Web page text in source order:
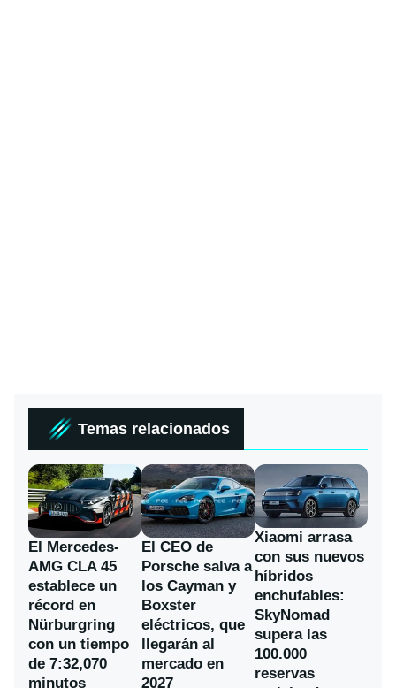
Temas relacionados
El Mercedes-
AMG CLA 45
establece un
récord en
Nürburgring
con un tiempo
de 7:32,070
minutos
El CEO de
Porsche salva a
los Cayman y
Boxster
eléctricos, que
llegarán al
mercado en
2027
Xiaomi arrasa
con sus nuevos
híbridos
enchufables:
SkyNomad
supera las
100.000
reservas